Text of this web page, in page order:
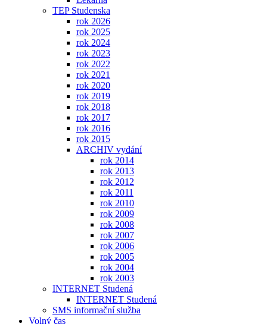
TEP Studenska
rok 2026
rok 2025
rok 2024
rok 2023
rok 2022
rok 2021
rok 2020
rok 2019
rok 2018
rok 2017
rok 2016
rok 2015
ARCHIV vydání
rok 2014
rok 2013
rok 2012
rok 2011
rok 2010
rok 2009
rok 2008
rok 2007
rok 2006
rok 2005
rok 2004
rok 2003
INTERNET Studená
INTERNET Studená
SMS informační služba
Volný čas